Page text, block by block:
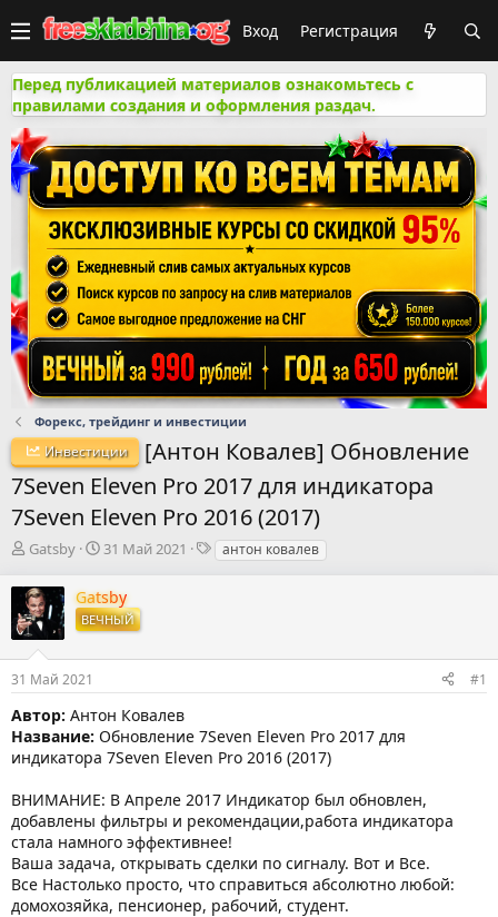
Вход Регистрация
Перед публикацией материалов ознакомьтесь с
правилами создания и оформления раздач.
Форекс, трейдинг и инвестиции
Инвестиции
[Антон Ковалев] Обновление
7Seven Eleven Pro 2017 для индикатора
7Seven Eleven Pro 2016 (2017)
А
т
о
р
м
ы
Gatsby
Д
т
а
н
а
л
а
31 Май 2021
Тантон ковалев
Gatsby
ВЕЧНЫЙ
31 Май 2021 #1
Автор: Антон Ковалев
Название: Обновление 7Seven Eleven Pro 2017 для
индикатора 7Seven Eleven Pro 2016 (2017)
ВНИМАНИЕ: В Апреле 2017 Индикатор был обновлен,
добавлены фильтры и рекомендации,работа индикатора
стала намного эффективнее!
Ваша задача, открывать сделки по сигналу. Вот и Все.
Все Настолько просто, что справиться абсолютно любой:
домохозяйка, пенсионер, рабочий, студент.